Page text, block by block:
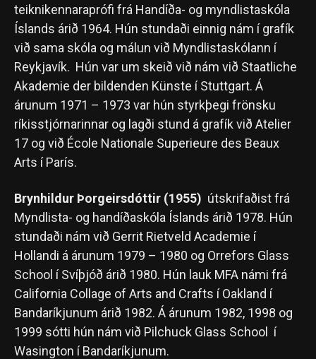
teiknikennaraprófi frá Handíða- og myndlistaskóla
Íslands árið 1964. Hún stundaði einnig nám í grafík
við sama skóla og málun við Myndlistaskólann í
Reykjavík. Hún var um skeið við nám við Staatliche
Akademie der bildenden Künste í Stuttgart. Á
árunum 1971 – 1973 var hún styrkþegi frönsku
ríkisstjórnarinnar og lagði stund á grafík við Atelier
17 og við École Nationale Superieure des Beaux
Arts í París.
Brynhildur Þorgeirsdóttir (1955) útskrifaðist frá
Myndlista- og handíðaskóla Íslands árið 1978. Hún
stundaði nám við Gerrit Rietveld Academie í
Hollandi á árunum 1979 – 1980 og Orrefors Glass
School í Svíþjóð árið 1980. Hún lauk MFA námi frá
California Collage of Arts and Crafts í Oakland í
Bandaríkjunum árið 1982. Á árunum 1982, 1998 og
1999 sótti hún nám við Pilchuck Glass School í
Wasington í Bandaríkjunum.